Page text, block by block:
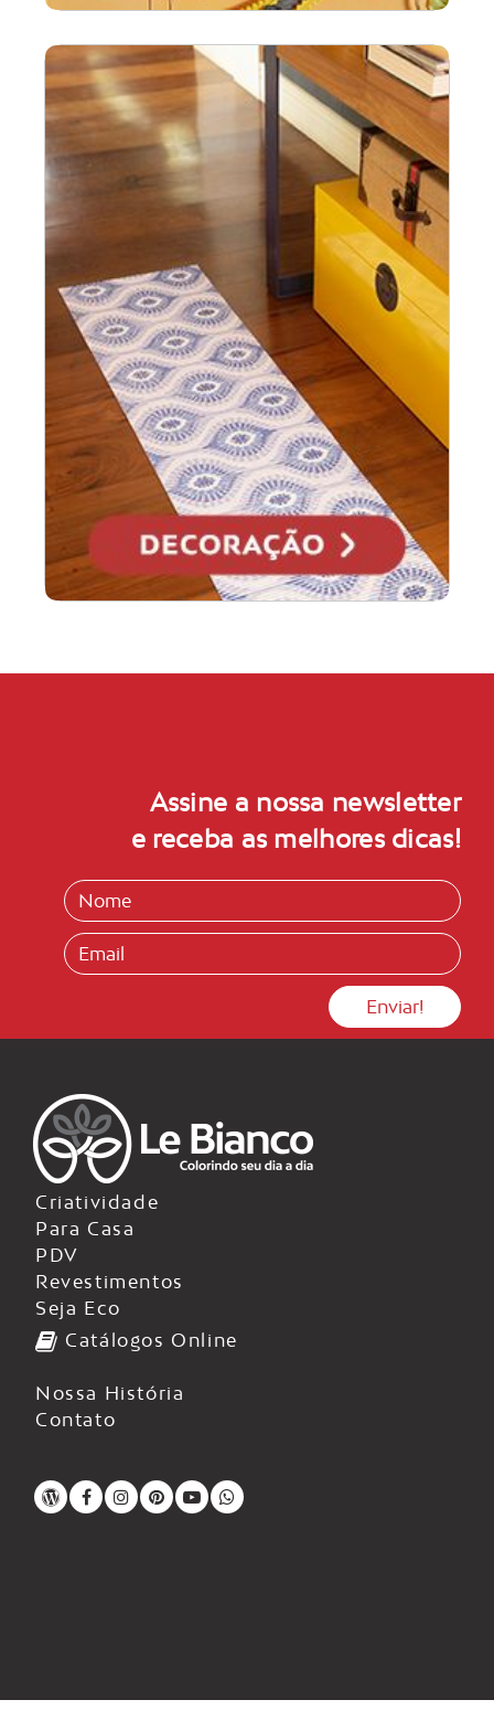
Assine a nossa newsletter
e receba as melhores dicas!
Criatividade
Para Casa
PDV
Revestimentos
Seja Eco
Catálogos Online
Nossa História
Contato